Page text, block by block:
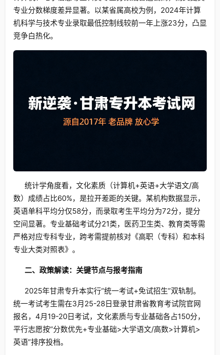
专业分数梯度差异显著。以某省属高校为例，2024年计算
机科学与技术专业录取最低控制线较前一年上涨23分，凸显
竞争白热化。
统计学角度看，文化素质（计算机+英语+大学语文/高
数）成绩占比60%，是拉开差距的关键。某机构数据显示，
英语单科平均分仅58分，而录取考生平均分为72分，提分
空间显著。专业基础考试分21类，医药卫生类、教育类等需
严格对应专科专业，跨考需提前核对《高职（专科）和本科
专业大类对照表》。
二、政策解读：关键节点与报考指南
2025年甘肃专升本实行“统一考试+免试招生”双轨制。
统一考试考生需在3月25-28日登录甘肃省教育考试院官网
报名，4月19-20日考试，文化素质与专业基础各占150分，
平行志愿按“分数优先+专业基础>大学语文/高数>计算机>
英语”排序投档。